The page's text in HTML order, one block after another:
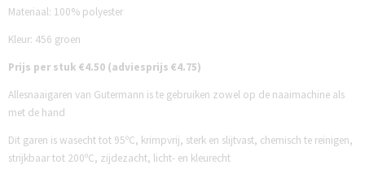
Materiaal: 100% polyester
Kleur: 456 groen
Prijs per stuk €4.50 (adviesprijs €4.75)
Allesnaaigaren van Gutermann is te gebruiken zowel op de naaimachine als
met de hand
Dit garen is wasecht tot 95ºC, krimpvrij, sterk en slijtvast, chemisch te reinigen,
strijkbaar tot 200ºC, zijdezacht, licht- en kleurecht